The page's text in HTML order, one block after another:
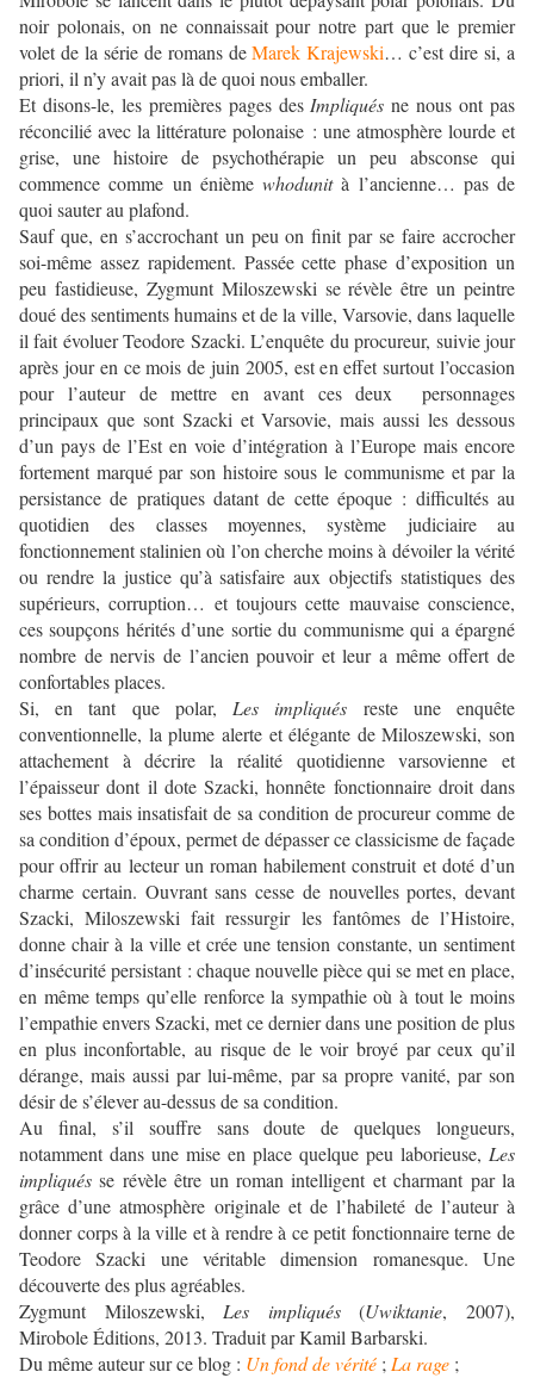
noir polonais, on ne connaissait pour notre part que le premier
volet de la série de romans deMarek Krajewski… c’est dire si, a
priori, il n’y avait pas là de quoi nous emballer.
Et disons-le, les premières pages des Impliqués ne nous ont pas
réconcilié avec la littérature polonaise : une atmosphère lourde et
grise, une histoire de psychothérapie un peu absconse qui
commence comme un énième whodunità l’ancienne… pas de
quoi sauter au plafond.
Sauf que, en s’accrochant un peu on finit par se faire accrocher
soi-même assez rapidement. Passée cette phase d’exposition un
peu fastidieuse, Zygmunt Miloszewski se révèle être un peintre
doué des sentiments humains et de la ville, Varsovie, dans laquelle
il fait évoluer Teodore Szacki. L’enquête du procureur, suivie jour
après jour en ce mois de juin 2005, est en effet surtout l’occasion
pour l’auteur de mettre en avant ces deux personnages
principaux que sont Szacki et Varsovie, mais aussi les dessous
d’un pays de l’Est en voie d’intégration à l’Europe mais encore
fortement marqué par son histoire sous le communisme et par la
persistance de pratiques datant de cette époque : difficultés au
quotidien des classes moyennes, système judiciaire au
fonctionnement stalinien où l’on cherche moins à dévoiler la vérité
ou rendre la justice qu’à satisfaire aux objectifs statistiques des
supérieurs, corruption… et toujours cette mauvaise conscience,
ces soupçons hérités d’une sortie du communisme qui a épargné
nombre de nervis de l’ancien pouvoir et leur a même offert de
confortables places.
Si, en tant que polar, Les impliqués reste une enquête
conventionnelle, la plume alerte et élégante de Miloszewski, son
attachement à décrire la réalité quotidienne varsovienne et
l’épaisseur dont il dote Szacki, honnête fonctionnaire droit dans
ses bottes mais insatisfait de sa condition de procureur comme de
sa condition d’époux, permet de dépasser ce classicisme de façade
pour offrir au lecteur un roman habilement construit et doté d’un
charme certain. Ouvrant sans cesse de nouvelles portes, devant
Szacki, Miloszewski fait ressurgir les fantômes de l’Histoire,
donne chair à la ville et crée une tension constante, un sentiment
d’insécurité persistant : chaque nouvelle pièce qui se met en place,
en même temps qu’elle renforce la sympathie où à tout le moins
l’empathie envers Szacki, met ce dernier dans une position de plus
en plus inconfortable, au risque de le voir broyé par ceux qu’il
dérange, mais aussi par lui-même, par sa propre vanité, par son
désir de s’élever au-dessus de sa condition.
Au final, s’il souffre sans doute de quelques longueurs,
notamment dans une mise en place quelque peu laborieuse, Les
impliqués se révèle être un roman intelligent et charmant par la
grâce d’une atmosphère originale et de l’habileté de l’auteur à
donner corps à la ville et à rendre à ce petit fonctionnaire terne de
Teodore Szacki une véritable dimension romanesque. Une
découverte des plus agréables.
Zygmunt Miloszewski, Les impliqués(Uwiktanie, 2007),
Mirobole Éditions, 2013. Traduit par Kamil Barbarski.
Du même auteur sur ce blog : Un fond de vérité ; La rage ;